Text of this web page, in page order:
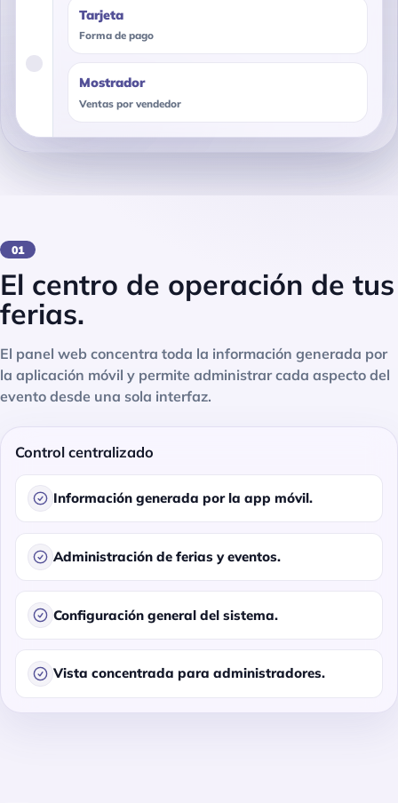
Tarjeta
Forma de pago
Mostrador
Ventas por vendedor
01
El centro de operación de tus
ferias.
El panel web concentra toda la información generada por
la aplicación móvil y permite administrar cada aspecto del
evento desde una sola interfaz.
Control centralizado
Información generada por la app móvil.
Administración de ferias y eventos.
Configuración general del sistema.
Vista concentrada para administradores.